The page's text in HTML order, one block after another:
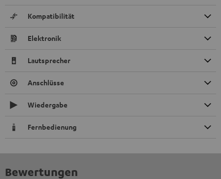
Kompatibilität
Elektronik
Lautsprecher
Anschlüsse
Wiedergabe
Fernbedienung
Bewertungen